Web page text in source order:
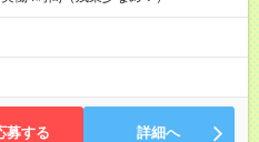
募する 詳細へ